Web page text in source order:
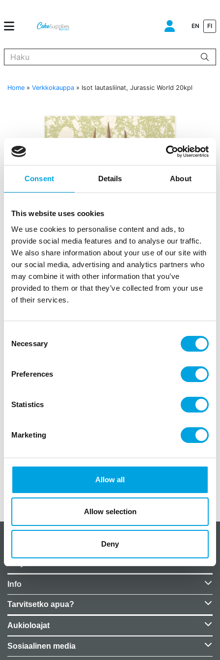
Consent Details About
This website uses cookies
We use cookies to personalise content and ads, to
provide social media features and to analyse our traffic.
We also share information about your use of our site with
our social media, advertising and analytics partners who
may combine it with other information that you’ve
provided to them or that they’ve collected from your use
of their services.
Selection
Necessary
Preferences
Statistics
Marketing
Allow all
Allow selection
Deny
EN FI
Home » Verkkokauppa » Isot lautasliinat, Jurassic World 20kpl
Isot lautasliinat, Jurassic World 20kpl
EAN: 5904555030497 Myyntiyksikkö: 6
Koko: 33 cm x 33cm
Lisätiedot
Info
Tarvitsetko apua?
Aukioloajat
Sosiaalinen media